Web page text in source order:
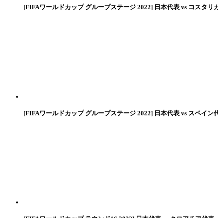
[FIFAワールドカップ グループステージ 2022] 日本代表 vs コスタリ
[FIFAワールドカップ グループステージ 2022] 日本代表 vs スペイン